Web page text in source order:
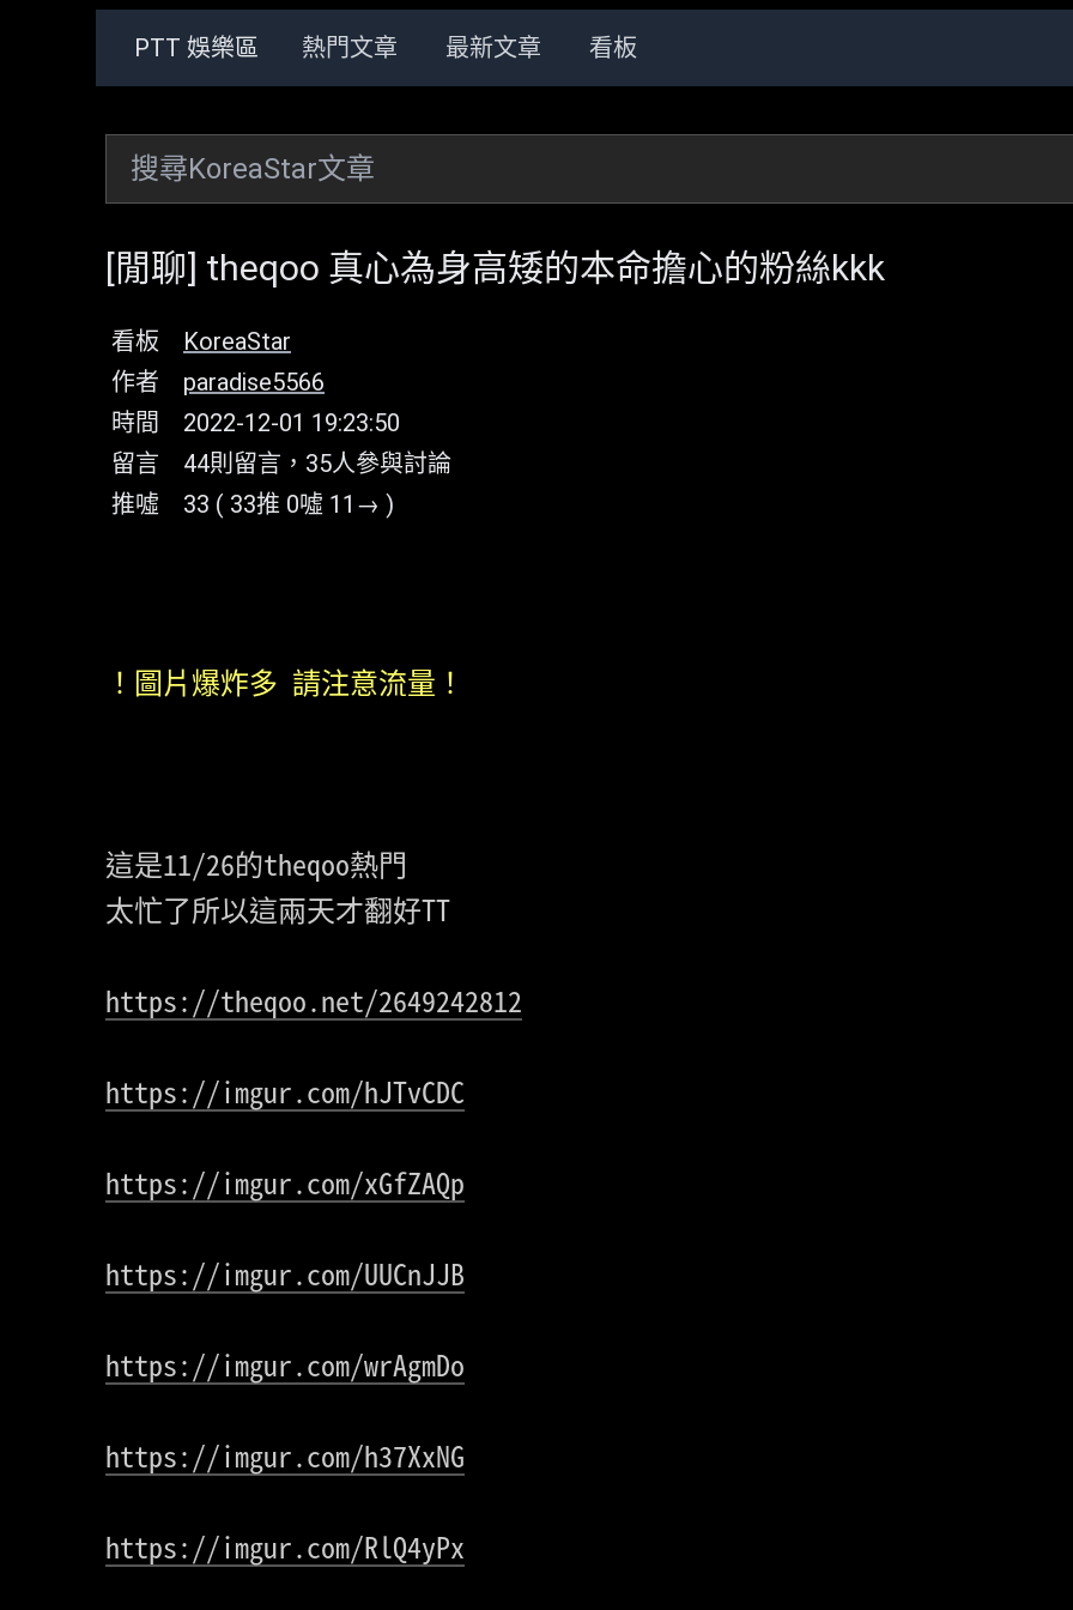
PTT 娛樂區 熱門文章 最新文章 看板
[閒聊] theqoo 真心為身高矮的本命擔心的粉絲kkk
看板
KoreaStar
作者
paradise5566
時間
2022-12-01 19:23:50
留言
44則留言，35人參與討論
推噓
33 ( 33推 0噓 11→ )
！圖片爆炸多 請注意流量！
這是11/26的theqoo熱門
太忙了所以這兩天才翻好TT
https://theqoo.net/2649242812
https://imgur.com/hJTvCDC
https://imgur.com/xGfZAQp
https://imgur.com/UUCnJJB
https://imgur.com/wrAgmDo
https://imgur.com/h37XxNG
https://imgur.com/RlQ4yPx